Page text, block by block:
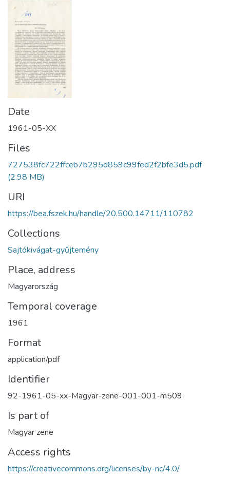
Date
1961-05-XX
Files
727538fc722ffceb7b295d859c99fed2f2bfe3d5.pdf
(2.98 MB)
URI
https://bea.fszek.hu/handle/20.500.14711/110782
Collections
Sajtókivágat-gyűjtemény
Place, address
Magyarország
Temporal coverage
1961
Format
application/pdf
Identifier
92-1961-05-xx-Magyar-zene-001-001-m509
Is part of
Magyar zene
Access rights
https://creativecommons.org/licenses/by-nc/4.0/